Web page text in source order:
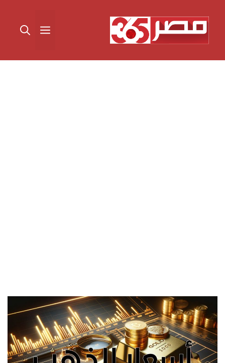
المحتوى القائمة